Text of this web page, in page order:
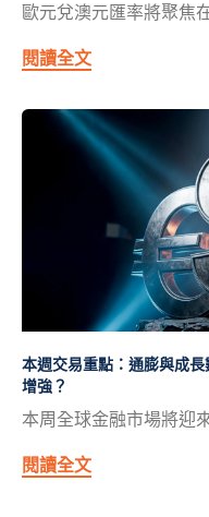
歐元兌澳元匯率將聚焦
閱讀全文
本週交易重點：通膨與成
增強？
本周全球金融市場將迎
閱讀全文